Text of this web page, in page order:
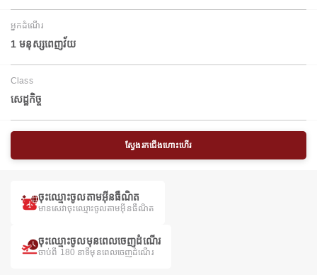
អ្នកដំណើរ
1 មនុស្សពេញវ័យ
Class
សេដ្ឋកិច្ច
ស្វែងរកជើងហោះហើរ
ចុះឈ្មោះចូលតាមអ៊ីនធឺណិត
មានសេវាចុះឈ្មោះចូលតាមអ៊ីនធឺណិត
ចុះឈ្មោះចូលមុនពេលចេញដំណើរ
ចាប់ពី 180 នាទីមុនពេលចេញដំណើរ